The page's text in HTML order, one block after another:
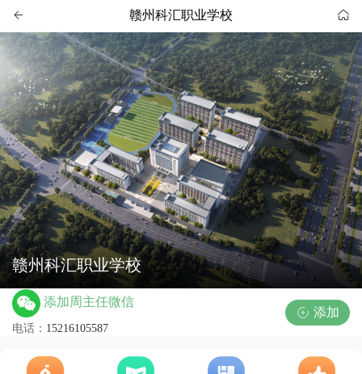
 赣州科汇职业学校 
赣州科汇职业学校
添加周主任微信
电话： 15216105587
 添加